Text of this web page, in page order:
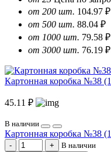
от 200 шт. 104.97 ₽
от 500 шт. 88.04 ₽
от 1000 шт. 79.58 ₽
от 3000 шт. 76.19 ₽
Картонная коробка №38
45.11 ₽
В наличии
Картонная коробка №38
В наличии